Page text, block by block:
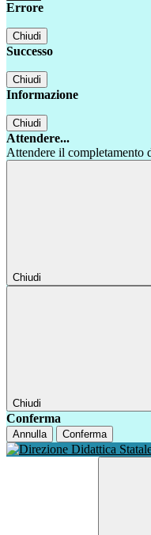
Errore
Chiudi
Successo
Chiudi
Informazione
Chiudi
Attendere...
Attendere il completamento
Chiudi
Chiudi
Conferma
Annulla Conferma